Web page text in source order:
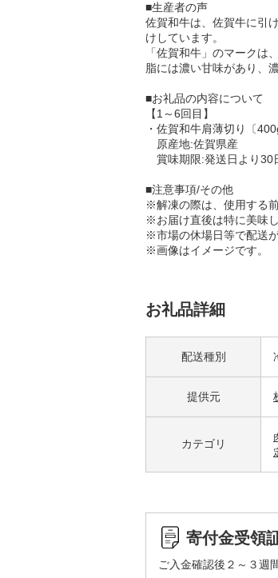
■生産者の声
佐賀和牛は、佐賀牛に引
けしています。
「佐賀和牛」のマーク
脂には濃い甘味があり、
■お礼品の内容について
【1～6回目】
・佐賀和牛肩薄切り〔
原産地:佐賀県産
賞味期限:発送日より30
■注意事項/その他
※解凍の際は、使用する
※お届け直後は特に美味
※市場の休場日等で配送
※画像はイメージです。
お礼品詳細
配送種別
提供元
カテゴリ
寄付金受領
ご入金確認後２～３週